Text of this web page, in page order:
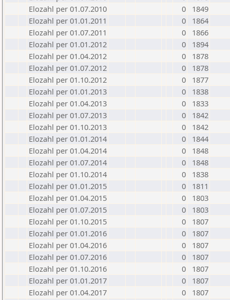
Elozahl per 01.07.2010
0
1849
Elozahl per 01.01.2011
0
1864
Elozahl per 01.07.2011
0
1866
Elozahl per 01.01.2012
0
1894
Elozahl per 01.04.2012
0
1878
Elozahl per 01.07.2012
0
1878
Elozahl per 01.10.2012
0
1877
Elozahl per 01.01.2013
0
1838
Elozahl per 01.04.2013
0
1833
Elozahl per 01.07.2013
0
1842
Elozahl per 01.10.2013
0
1842
Elozahl per 01.01.2014
0
1844
Elozahl per 01.04.2014
0
1848
Elozahl per 01.07.2014
0
1848
Elozahl per 01.10.2014
0
1838
Elozahl per 01.01.2015
0
1811
Elozahl per 01.04.2015
0
1803
Elozahl per 01.07.2015
0
1803
Elozahl per 01.10.2015
0
1807
Elozahl per 01.01.2016
0
1807
Elozahl per 01.04.2016
0
1807
Elozahl per 01.07.2016
0
1807
Elozahl per 01.10.2016
0
1807
Elozahl per 01.01.2017
0
1807
Elozahl per 01.04.2017
0
1807